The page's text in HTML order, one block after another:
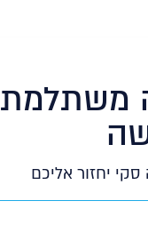
משתלמת
יחזור אליכם